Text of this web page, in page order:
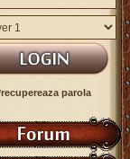
parola